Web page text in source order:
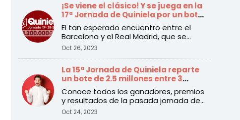
¡Se viene el clásico! Y se juega en la
17ª Jornada de Quiniela por un bote
de 1.2 millones de euros
El tan esperado encuentro entre el
Barcelona y el Real Madrid, que se
Oct 26, 2023
La 15ª Jornada de Quiniela reparte
un bote de 2.5 millones entre 3
apuestas ganadoras
Conoce todos los ganadores, premios
y resultados de la pasada jornada de
Quiniela
Oct 24, 2023